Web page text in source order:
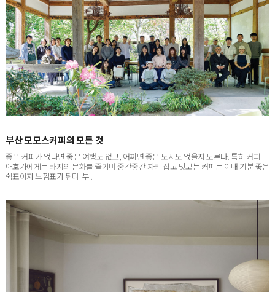
좋은 커피가 없다면 좋은 여행도 없고, 어쩌면 좋은 도시도 없을지 모른다. 특히 커피
애호가에게는 타지의 문화를 즐기며 중간중간 자리 잡고 맛보는 커피는 이내 기분 좋은
쉼표이자 느낌표가 된다. 부...